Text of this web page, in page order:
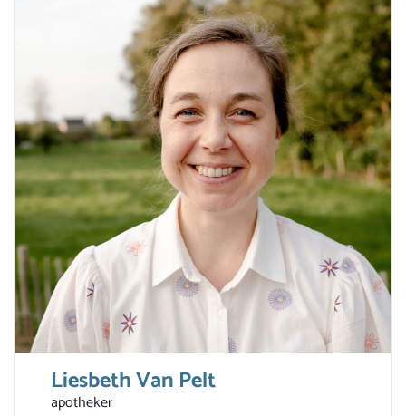
Liesbeth Van Pelt
apotheker